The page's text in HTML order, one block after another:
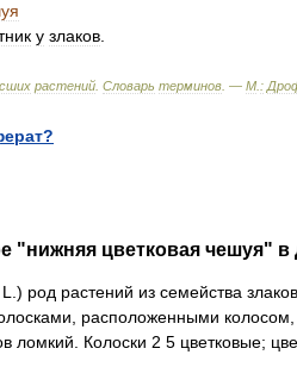
у злаков
растений Словарь терминов . — М :
"нижняя цветковая чешуя" в
род растений из семейства
расположенными колосом,
ломкий. Колоски 2 5 цветковые;